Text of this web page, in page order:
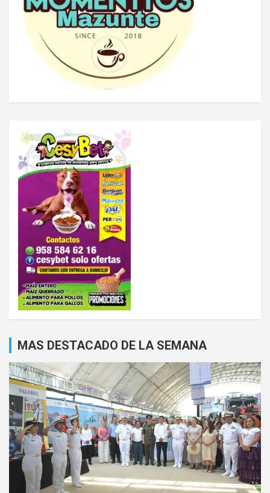
MAS DESTACADO DE LA SEMANA